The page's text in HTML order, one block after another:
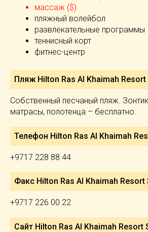
массаж ($)
пляжный волейбол
развлекательные программы
теннисный корт
фитнес-центр
Пляж Hilton Ras Al Khaimah Resort
Собственный песчаный пляж.
матрасы, полотенца – бесплатно.
Телефон Hilton Ras Al Khaimah
+9717 228 88 44
Факс Hilton Ras Al Khaimah Resort
+9717 226 00 22
Сайт Hilton Ras Al Khaimah Resort